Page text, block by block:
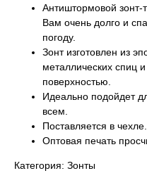
Антиштормовой зонт-
Вам очень долго и
погоду.
Зонт изготовлен из
металлических спиц
поверхностью.
Идеально подойдет
всем.
Поставляется в чехле.
Оптовая печать
Категория: Зонты